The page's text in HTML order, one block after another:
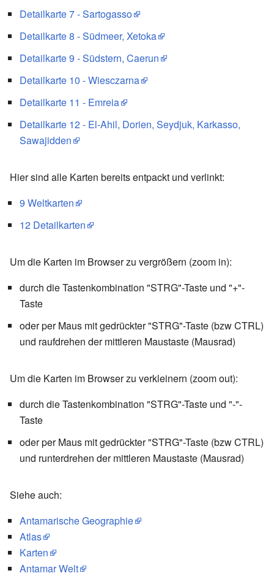
Detailkarte 7 - Sartogasso
Detailkarte 8 - Südmeer, Xetoka
Detailkarte 9 - Südstern, Caerun
Detailkarte 10 - Wiesczarna
Detailkarte 11 - Emreia
Detailkarte 12 - El-Ahil, Dorien, Seydjuk, Karkasso,
Sawajidden
Hier sind alle Karten bereits entpackt und verlinkt:
9 Weltkarten
12 Detailkarten
Um die Karten im Browser zu vergrößern (zoom in):
durch die Tastenkombination "STRG"-Taste und "+"-
Taste
oder per Maus mit gedrückter "STRG"-Taste (bzw CTRL)
und raufdrehen der mittleren Maustaste (Mausrad)
Um die Karten im Browser zu verkleinern (zoom out):
durch die Tastenkombination "STRG"-Taste und "-"-
Taste
oder per Maus mit gedrückter "STRG"-Taste (bzw CTRL)
und runterdrehen der mittleren Maustaste (Mausrad)
Siehe auch:
Antamarische Geographie
Atlas
Karten
Antamar Welt